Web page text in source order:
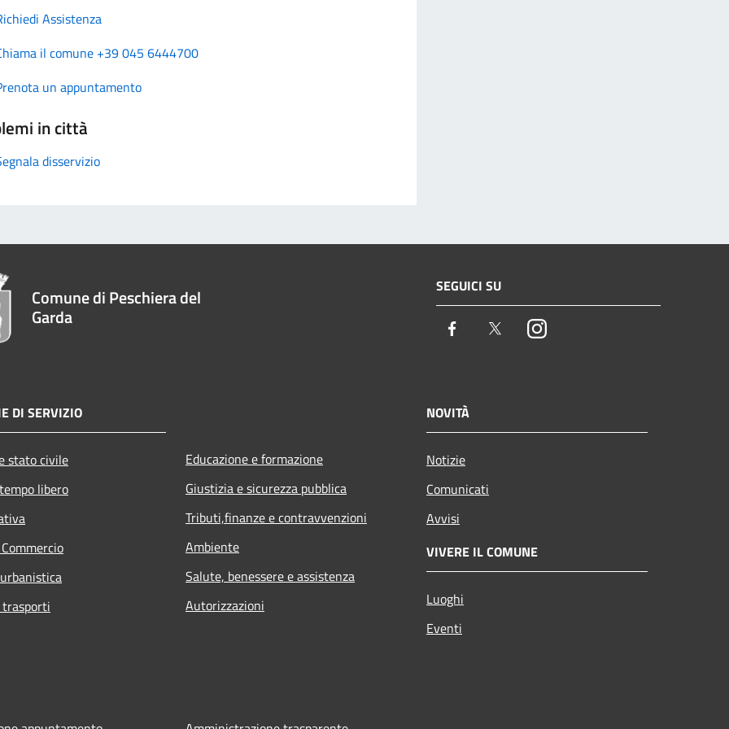
Assistenza
il comune +39 045 6444700
un appuntamento
in città
disservizio
Comune di Peschiera del
Garda
SEGUICI SU
Facebook TwitterInstagram
DI SERVIZIO
stato civile
libero
Educazione e formazione
Giustizia e sicurezza pubblica
Tributi,finanze e contravvenzioni
Ambiente
Salute, benessere e assistenza
Autorizzazioni
NOVITÀ
Notizie
Comunicati
Avvisi
VIVERE IL COMUNE
Luoghi
Eventi